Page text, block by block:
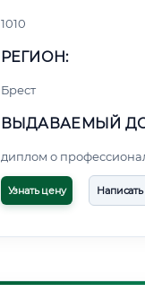
1010
РЕГИОН:
Брест
ВЫДАВАЕМЫЙ
диплом о
Узнать цену